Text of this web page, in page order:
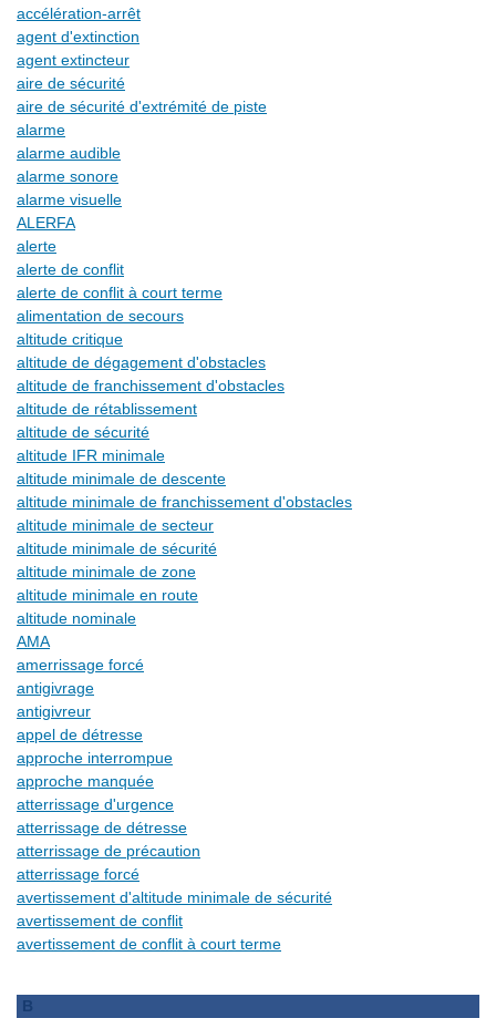
accélération-arrêt
agent d'extinction
agent extincteur
aire de sécurité
aire de sécurité d'extrémité de piste
alarme
alarme audible
alarme sonore
alarme visuelle
ALERFA
alerte
alerte de conflit
alerte de conflit à court terme
alimentation de secours
altitude critique
altitude de dégagement d'obstacles
altitude de franchissement d'obstacles
altitude de rétablissement
altitude de sécurité
altitude IFR minimale
altitude minimale de descente
altitude minimale de franchissement d'obstacles
altitude minimale de secteur
altitude minimale de sécurité
altitude minimale de zone
altitude minimale en route
altitude nominale
AMA
amerrissage forcé
antigivrage
antigivreur
appel de détresse
approche interrompue
approche manquée
atterrissage d'urgence
atterrissage de détresse
atterrissage de précaution
atterrissage forcé
avertissement d'altitude minimale de sécurité
avertissement de conflit
avertissement de conflit à court terme
B